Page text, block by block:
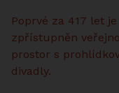
Poprvé za 417 let
zpřístupněn
prostor s
divadly.